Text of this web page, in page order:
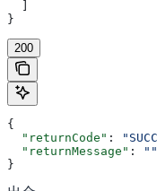
}
200
{
  "returnCode"
:
  "returnMessage"
:
""
}